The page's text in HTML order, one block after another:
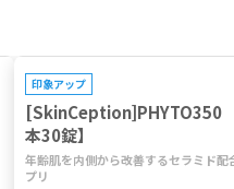
印象アップ
[SkinCeption]PHYTO350
本30錠】
年齢肌を内側から改善するセラミド配
プリ